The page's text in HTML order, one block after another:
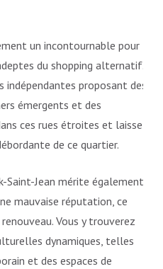
un incontournable pour
du shopping alternatif.
proposant des
émergents et des
ces rues étroites et laissez-
de ce quartier.
Saint-Jean mérite également
mauvaise réputation, ce
Vous y trouverez
dynamiques, telles
et des espaces de